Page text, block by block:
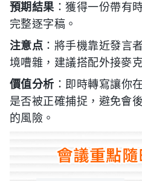
預期結果 ：獲得一份帶有
完整逐字稿。
注意点 ：將手機靠近發言
境嘈雜，建議搭配外接麥
價值分析 ：即時轉寫讓你
是否被正確捕捉，避免會
的風險。